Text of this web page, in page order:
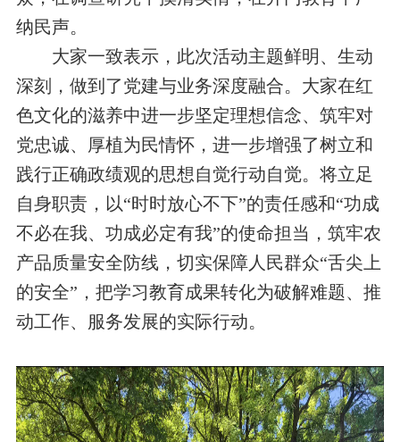
纳民声。
大家一致表示， 此次活动主题鲜明、生动
深刻
， 做到了党建与业务深度融合。 大家在红
色文化的滋养中进一步坚定理想信念、筑牢对
党忠诚、厚植为民情怀， 进一步增强了树立和
践行正确政绩观的思想自觉行动自觉。将立足
自身职责，以“时时放心不下”的责任感和“功成
不必在我、功成必定有我”的使命担当， 筑牢农
产品质量安全防线，切实保障人民群众“舌尖上
的安全” ，把学习教育成果转化为破解难题、推
动工作、服务发展的实际行动。